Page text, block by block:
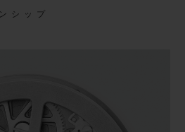
シップ